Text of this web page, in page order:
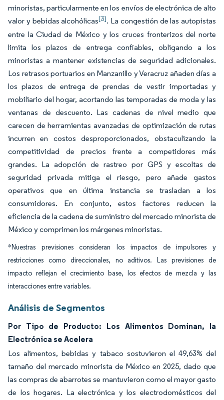
minoristas, particularmente en los envíos de electrónica de alto
valor y bebidas alcohólicas[3]. La congestión de las autopistas
entre la Ciudad de México y los cruces fronterizos del norte
limita los plazos de entrega confiables, obligando a los
minoristas a mantener existencias de seguridad adicionales.
Los retrasos portuarios en Manzanillo y Veracruz añaden días a
los plazos de entrega de prendas de vestir importadas y
mobiliario del hogar, acortando las temporadas de moda y las
ventanas de descuento. Las cadenas de nivel medio que
carecen de herramientas avanzadas de optimización de rutas
incurren en costos desproporcionados, obstaculizando la
competitividad de precios frente a competidores más
grandes. La adopción de rastreo por GPS y escoltas de
seguridad privada mitiga el riesgo, pero añade gastos
operativos que en última instancia se trasladan a los
consumidores. En conjunto, estos factores reducen la
eficiencia de la cadena de suministro del mercado minorista de
México y comprimen los márgenes minoristas.
*Nuestras previsiones consideran los impactos de impulsores y
restricciones como direccionales, no aditivos. Las previsiones de
impacto reflejan el crecimiento base, los efectos de mezcla y las
interacciones entre variables.
Análisis de Segmentos
Por Tipo de Producto: Los Alimentos Dominan, la
Electrónica se Acelera
Los alimentos, bebidas y tabaco sostuvieron el 49,63% del
tamaño del mercado minorista de México en 2025, dado que
las compras de abarrotes se mantuvieron como el mayor gasto
de los hogares. La electrónica y los electrodomésticos del